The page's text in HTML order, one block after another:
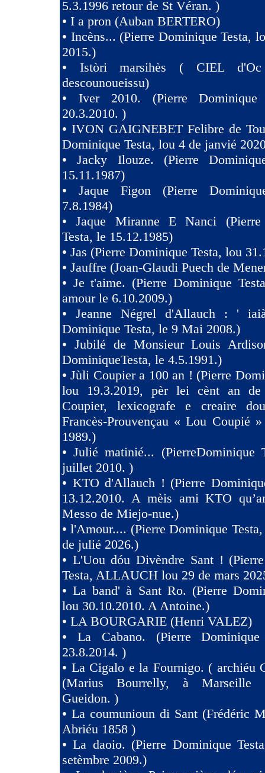
5.3.1996 retour de St Véran. )
• I a pron (Auban BERTERO)
• Incèns... (Pierre Dominique Testa,
2015.)
• Istòri marsihès ( CIEL
descounoueissu)
• Iver 2010. (Pierre
20.3.2010. )
• IVON GAIGNEBET Felibre de
Dominique Testa, lou 4 de janvié
•Jacky Ilouze. (Pierre
15.11.1987)
• Jaque Figon (Pierre
7.8.1984)
•Jaque Miranne E Nanci (Pierre
Testa, le 15.12.1985)
• Jas (Pierre Dominique Testa, lou
• Jauffre (Joan-Glaudi Puech de
• Je t'aime. (Pierre Dominique
amour le 6.10.2009.)
• Jeanne Négrel d'Allauch : '
Dominique Testa, le 9 Mai 2008.)
• Jubilé de Monsieur Louis
DominiqueTesta, le 4.5.1991.)
•Jùli Coupier a 100 an ! (Pierre
lou 19.3.2019, pèr lei cènt an de
Coupier, lexicografe e creaire
Francès-Prouvençau « Lou Coupié
1989.)
•Julié matinié... (PierreDominique
juillet 2010. )
• KTO d'Allauch ! (Pierre
13.12.2010. A mèis ami KTO
Messo de Miejo-nue.)
•l'Amour.... (Pierre Dominique
de julié 2026.)
• L'Uou dóu Divèndre Sant !
Testa, ALLAUCH lou 29 de mars
•La band' à Sant Ro. (Pierre
lou 30.10.2010. A Antoine.)
• LA BOURGARIE (Henri VALEZ)
• La Cabano. (Pierre
23.8.2014. )
• La Cigalo e la Fournigo. ( archiéu
(Marius Bourrelly, à Marseille
Gueidon. )
• La coumunioun di Sant (Frédéric
Abriéu 1858 )
•La daoio. (Pierre Dominique
setèmbre 2009.)